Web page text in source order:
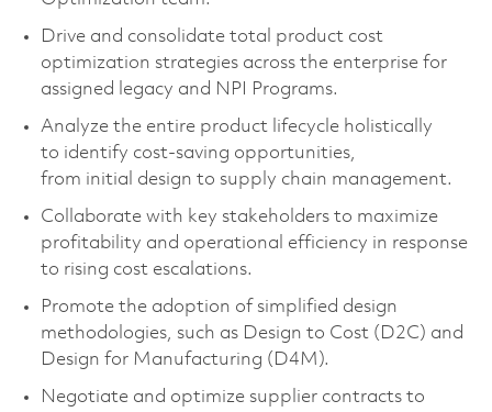
Drive and consolidate total product cost
optimization strategies across the enterprise for
assigned legacy and NPI Programs.
Analyze the entire product lifecycle holistically
to identify cost-saving opportunities,
from initial design to supply chain management.
Collaborate with key stakeholders to maximize
profitability and operational efficiency in response
to rising cost escalations.
Promote the adoption of simplified design
methodologies, such as Design to Cost (D2C) and
Design for Manufacturing (D4M).
Negotiate and optimize supplier contracts to